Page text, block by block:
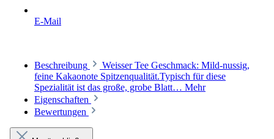
E-Mail
Beschreibung
Weisser Tee Geschmack: Mild-nussig,
feine Kakaonote Spitzenqualität.Typisch für diese
Spezialität ist das große, grobe Blatt… Mehr
Eigenschaften
Bewertungen